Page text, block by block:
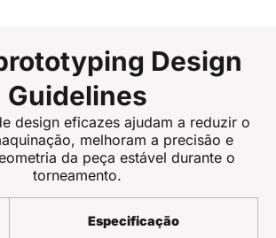
Design
Guidelines
design eficazes ajudam a reduzir o
melhoram a precisão e
da peça estável durante o
torneamento.
Especificação